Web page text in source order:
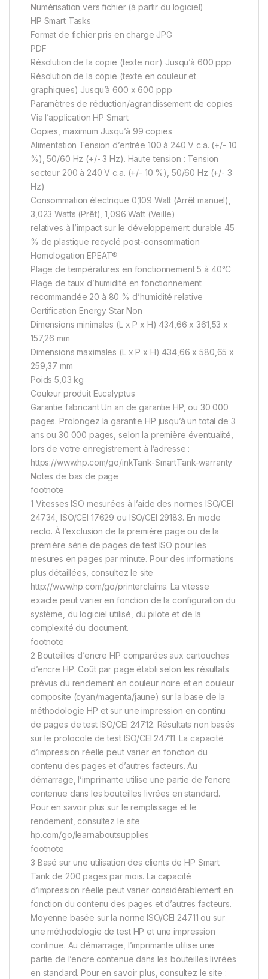
Numérisation vers fichier (à partir du logiciel)
HP Smart Tasks
Format de fichier pris en charge JPG
PDF
Résolution de la copie (texte noir) Jusqu’à 600 ppp
Résolution de la copie (texte en couleur et
graphiques) Jusqu’à 600 x 600 ppp
Paramètres de réduction/agrandissement de copies
Via l’application HP Smart
Copies, maximum Jusqu’à 99 copies
Alimentation Tension d’entrée 100 à 240 V c.a. (+/- 10
%), 50/60 Hz (+/- 3 Hz). Haute tension : Tension
secteur 200 à 240 V c.a. (+/- 10 %), 50/60 Hz (+/- 3
Hz)
Consommation électrique 0,109 Watt (Arrêt manuel),
3,023 Watts (Prêt), 1,096 Watt (Veille)
relatives à l’impact sur le développement durable 45
% de plastique recyclé post-consommation
Homologation EPEAT®
Plage de températures en fonctionnement 5 à 40°C
Plage de taux d’humidité en fonctionnement
recommandée 20 à 80 % d’humidité relative
Certification Energy Star Non
Dimensions minimales (L x P x H) 434,66 x 361,53 x
157,26 mm
Dimensions maximales (L x P x H) 434,66 x 580,65 x
259,37 mm
Poids 5,03 kg
Couleur produit Eucalyptus
Garantie fabricant Un an de garantie HP, ou 30 000
pages. Prolongez la garantie HP jusqu’à un total de 3
ans ou 30 000 pages, selon la première éventualité,
lors de votre enregistrement à l’adresse :
https://www.hp.com/go/inkTank-SmartTank-warranty
Notes de bas de page
footnote
1 Vitesses ISO mesurées à l’aide des normes ISO/CEI
24734, ISO/CEI 17629 ou ISO/CEI 29183. En mode
recto. À l’exclusion de la première page ou de la
première série de pages de test ISO pour les
mesures en pages par minute. Pour des informations
plus détaillées, consultez le site
http://www.hp.com/go/printerclaims. La vitesse
exacte peut varier en fonction de la configuration du
système, du logiciel utilisé, du pilote et de la
complexité du document.
footnote
2 Bouteilles d’encre HP comparées aux cartouches
d’encre HP. Coût par page établi selon les résultats
prévus du rendement en couleur noire et en couleur
composite (cyan/magenta/jaune) sur la base de la
méthodologie HP et sur une impression en continu
de pages de test ISO/CEI 24712. Résultats non basés
sur le protocole de test ISO/CEI 24711. La capacité
d’impression réelle peut varier en fonction du
contenu des pages et d’autres facteurs. Au
démarrage, l’imprimante utilise une partie de l’encre
contenue dans les bouteilles livrées en standard.
Pour en savoir plus sur le remplissage et le
rendement, consultez le site
hp.com/go/learnaboutsupplies
footnote
3 Basé sur une utilisation des clients de HP Smart
Tank de 200 pages par mois. La capacité
d’impression réelle peut varier considérablement en
fonction du contenu des pages et d’autres facteurs.
Moyenne basée sur la norme ISO/CEI 24711 ou sur
une méthodologie de test HP et une impression
continue. Au démarrage, l’imprimante utilise une
partie de l’encre contenue dans les bouteilles livrées
en standard. Pour en savoir plus, consultez le site :